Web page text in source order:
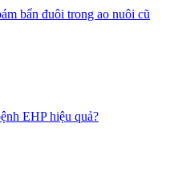
bẩn đuôi trong ao nuôi cũ
EHP hiệu quả?